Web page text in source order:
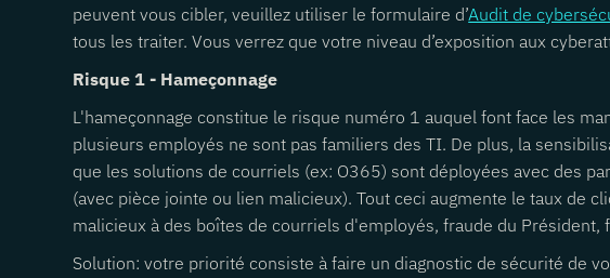
peuvent vous cibler, veuillez utiliser le formulaire d’Audit de
tous les traiter. Vous verrez que votre niveau d’exposition aux
Risque 1 - Hameçonnage
L'hameçonnage constitue le risque numéro 1 auquel font face les
plusieurs employés ne sont pas familiers des TI. De plus, la
que les solutions de courriels (ex: O365) sont déployées avec des
(avec pièce jointe ou lien malicieux). Tout ceci augmente le taux de
malicieux à des boîtes de courriels d'employés, fraude du Président,
Solution: votre priorité consiste à faire un diagnostic de sécurité de